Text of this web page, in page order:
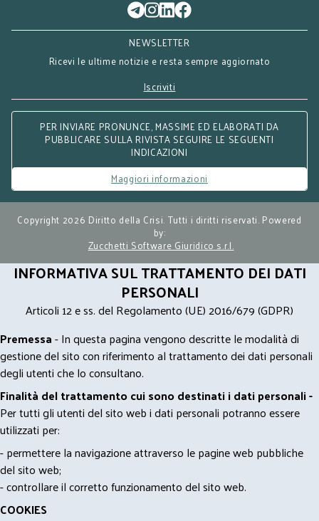
NEWSLETTER
Ricevi le ultime notizie e resta sempre aggiornato
Iscriviti
PER INVIARE PRONUNCE, MASSIME ED ELABORATI DA
PUBBLICARE SULLA RIVISTA SEGUIRE LE SEGUENTI
INDICAZIONI
Maggiori informazioni
Copyright 2026 Diritto della Crisi. Tutti i diritti riservati. Powered
by:
Zucchetti Software Giuridico s.r.l.
INFORMATIVA SUL TRATTAMENTO DEI DATI
PERSONALI
Articoli 12 e ss. del Regolamento (UE) 2016/679 (GDPR)
Premessa- In questa pagina vengono descritte le modalità di
gestione del sito con riferimento al trattamento dei dati personali
degli utenti che lo consultano.
Finalità del trattamento cui sono destinati i dati personali -
Per tutti gli utenti del sito web i dati personali potranno essere
utilizzati per:
- permettere la navigazione attraverso le pagine web pubbliche
del sito web;
- controllare il corretto funzionamento del sito web.
COOKIES